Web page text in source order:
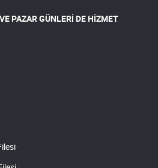
PAZAR GÜNLERİ DE HİZMET